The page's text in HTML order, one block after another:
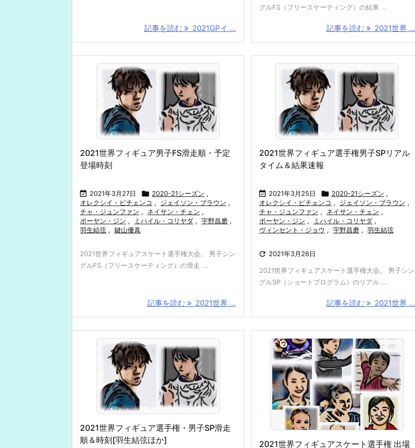
記事を読む 2021GPイ ...
グルFS（フリースケーティング）の結果 ...
記事を読む 2021世界 ...
2021世界フィギュア男子FS滑走順・予定
登場時刻
 2021年3月27日  2020-21シーズン ,
オレクシイ・ビチェンコ , ジェイソン・ブラウン ,
チャ・ジュンファン , ネイサン・チェン ,
ボーヤン・ジン , ミハイル・コリヤダ , 宇野昌磨 ,
羽生結弦 , 鍵山優真
2021世界フィギュアスケート選手権大会。 男子シン
グルFS（フリースケーティング）の滑走 ...
記事を読む 2021世界 ...
2021世界フィギュア選手権男子SPリアル
タイム＆結果速報
 2021年3月25日  2020-21シーズン ,
オレクシイ・ビチェンコ , ジェイソン・ブラウン ,
チャ・ジュンファン , ネイサン・チェン ,
ボーヤン・ジン , ミハイル・コリヤダ ,
ヴィンセント・ジョウ , 宇野昌磨 , 羽生結弦
 2021年3月26日
2021世界フィギュアスケート選手権大会。 男子シン
グルSP（ショートプログラム）のリアル ...
記事を読む 2021世界 ...
2021世界フィギュア選手権・男子SP滑走
順＆時刻[羽生結弦ほか]
2021世界フィギュアスケート選手権 出場